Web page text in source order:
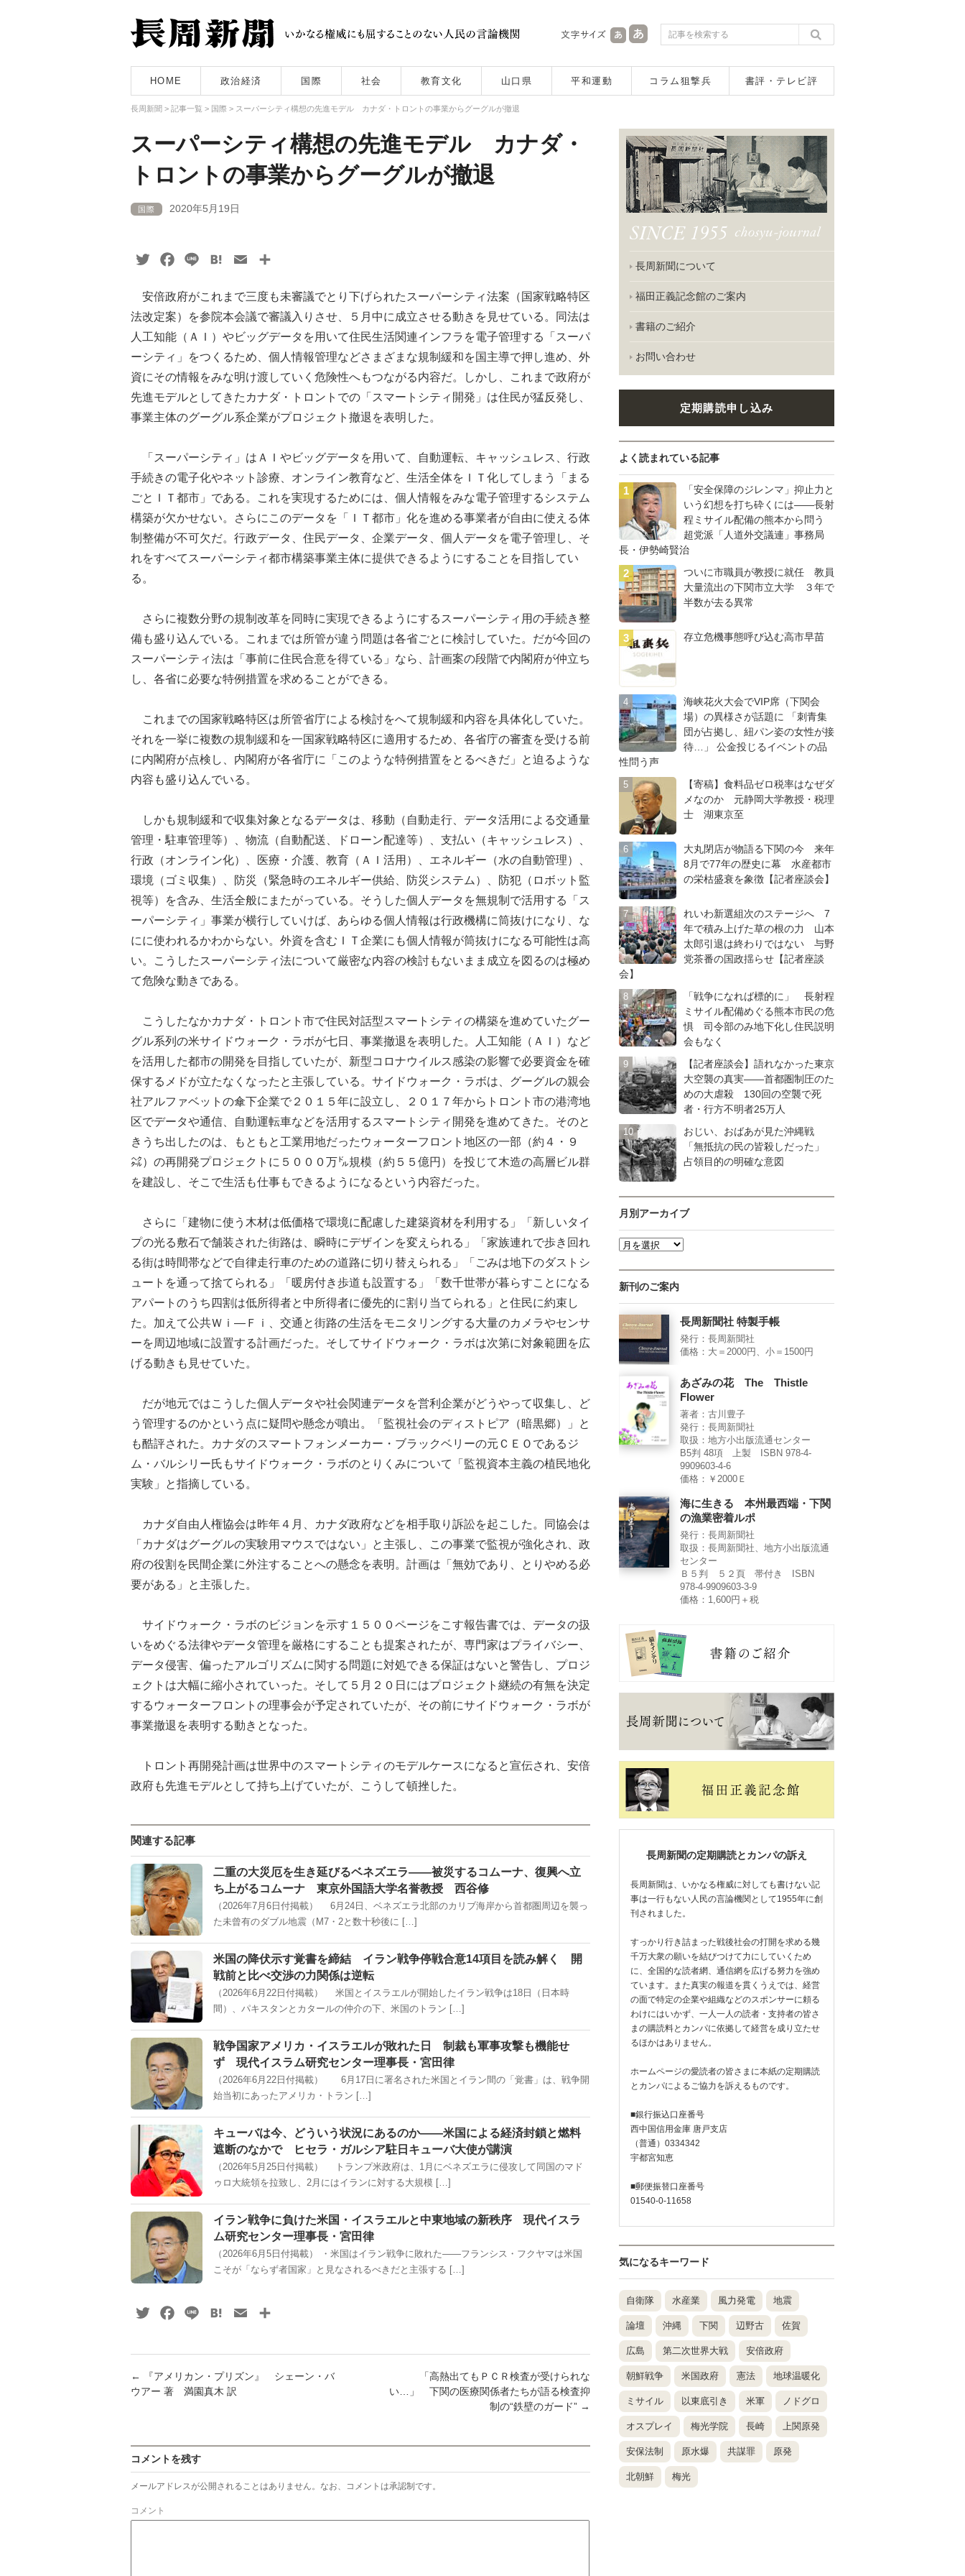
HOME 政治経済 国際 社会 教育文化 山口県 平和運動 コラム狙撃兵 書評・テレビ評
長周新聞 > 記事一覧 > 国際 > スーパーシティ構想の先進モデル カナダ・トロントの事業からグーグルが撤退
スーパーシティ構想の先進モデル カナダ・
トロントの事業からグーグルが撤退
国際 2020年5月19日
TwitterFacebook
Line HatenaEmail
安倍政府がこれまで三度も未審議でとり下げられたスーパーシティ法案（国家戦略特区
法改定案）を参院本会議で審議入りさせ、５月中に成立させる動きを見せている。同法は
人工知能（ＡＩ）やビッグデータを用いて住民生活関連インフラを電子管理する「スーパ
ーシティ」をつくるため、個人情報管理などさまざまな規制緩和を国主導で押し進め、外
資にその情報をみな明け渡していく危険性へもつながる内容だ。しかし、これまで政府が
先進モデルとしてきたカナダ・トロントでの「スマートシティ開発」は住民が猛反発し、
事業主体のグーグル系企業がプロジェクト撤退を表明した。
「スーパーシティ」はＡＩやビッグデータを用いて、自動運転、キャッシュレス、行政
手続きの電子化やネット診療、オンライン教育など、生活全体をＩＴ化してしまう「まる
ごとＩＴ都市」である。これを実現するためには、個人情報をみな電子管理するシステム
構築が欠かせない。さらにこのデータを「ＩＴ都市」化を進める事業者が自由に使える体
制整備が不可欠だ。行政データ、住民データ、企業データ、個人データを電子管理し、そ
れをすべてスーパーシティ都市構築事業主体に提供できるようにすることを目指してい
る。
さらに複数分野の規制改革を同時に実現できるようにするスーパーシティ用の手続き整
備も盛り込んでいる。これまでは所管が違う問題は各省ごとに検討していた。だが今回の
スーパーシティ法は「事前に住民合意を得ている」なら、計画案の段階で内閣府が仲立ち
し、各省に必要な特例措置を求めることができる。
これまでの国家戦略特区は所管省庁による検討をへて規制緩和内容を具体化していた。
それを一挙に複数の規制緩和を一国家戦略特区に適用するため、各省庁の審査を受ける前
に内閣府が点検し、内閣府が各省庁に「このような特例措置をとるべきだ」と迫るような
内容も盛り込んでいる。
しかも規制緩和で収集対象となるデータは、移動（自動走行、データ活用による交通量
管理・駐車管理等）、物流（自動配送、ドローン配達等）、支払い（キャッシュレス）、
行政（オンライン化）、医療・介護、教育（ＡＩ活用）、エネルギー（水の自動管理）、
環境（ゴミ収集）、防災（緊急時のエネルギー供給、防災システム）、防犯（ロボット監
視等）を含み、生活全般にまたがっている。そうした個人データを無規制で活用する「ス
ーパーシティ」事業が横行していけば、あらゆる個人情報は行政機構に筒抜けになり、な
にに使われるかわからない。外資を含むＩＴ企業にも個人情報が筒抜けになる可能性は高
い。こうしたスーパーシティ法について厳密な内容の検討もないまま成立を図るのは極め
て危険な動きである。
こうしたなかカナダ・トロント市で住民対話型スマートシティの構築を進めていたグー
グル系列の米サイドウォーク・ラボが七日、事業撤退を表明した。人工知能（ＡＩ）など
を活用した都市の開発を目指していたが、新型コロナウイルス感染の影響で必要資金を確
保するメドが立たなくなったと主張している。サイドウォーク・ラボは、グーグルの親会
社アルファベットの傘下企業で２０１５年に設立し、２０１７年からトロント市の港湾地
区でデータや通信、自動運転車などを活用するスマートシティ開発を進めてきた。そのと
きうち出したのは、もともと工業用地だったウォーターフロント地区の一部（約４・９
㌶）の再開発プロジェクトに５０００万㌦規模（約５５億円）を投じて木造の高層ビル群
を建設し、そこで生活も仕事もできるようになるという内容だった。
さらに「建物に使う木材は低価格で環境に配慮した建築資材を利用する」「新しいタイ
プの光る敷石で舗装された街路は、瞬時にデザインを変えられる」「家族連れで歩き回れ
る街は時間帯などで自律走行車のための道路に切り替えられる」「ごみは地下のダストシ
ュートを通って捨てられる」「暖房付き歩道も設置する」「数千世帯が暮らすことになる
アパートのうち四割は低所得者と中所得者に優先的に割り当てられる」と住民に約束し
た。加えて公共Ｗｉ―Ｆｉ、交通と街路の生活をモニタリングする大量のカメラやセンサ
ーを周辺地域に設置する計画だった。そしてサイドウォーク・ラボは次第に対象範囲を広
げる動きも見せていた。
だが地元ではこうした個人データや社会関連データを営利企業がどうやって収集し、ど
う管理するのかという点に疑問や懸念が噴出。「監視社会のディストピア（暗黒郷）」と
も酷評された。カナダのスマートフォンメーカー・ブラックベリーの元ＣＥＯであるジ
ム・バルシリー氏もサイドウォーク・ラボのとりくみについて「監視資本主義の植民地化
実験」と指摘している。
カナダ自由人権協会は昨年４月、カナダ政府などを相手取り訴訟を起こした。同協会は
「カナダはグーグルの実験用マウスではない」と主張し、この事業で監視が強化され、政
府の役割を民間企業に外注することへの懸念を表明。計画は「無効であり、とりやめる必
要がある」と主張した。
サイドウォーク・ラボのビジョンを示す１５００ページをこす報告書では、データの扱
いをめぐる法律やデータ管理を厳格にすることも提案されたが、専門家はプライバシー、
データ侵害、偏ったアルゴリズムに関する問題に対処できる保証はないと警告し、プロジ
ェクトは大幅に縮小されていった。そして５月２０日にはプロジェクト継続の有無を決定
するウォーターフロントの理事会が予定されていたが、その前にサイドウォーク・ラボが
事業撤退を表明する動きとなった。
トロント再開発計画は世界中のスマートシティのモデルケースになると宣伝され、安倍
政府も先進モデルとして持ち上げていたが、こうして頓挫した。
関連する記事
二重の大災厄を生き延びるベネズエラ――被災するコムーナ、復興へ立
ち上がるコムーナ 東京外国語大学名誉教授 西谷修
（2026年7月6日付掲載） 6月24日、ベネズエラ北部のカリブ海岸から首都圏周辺を襲っ
た未曾有のダブル地震（M7・2と数十秒後に […]
米国の降伏示す覚書を締結 イラン戦争停戦合意14項目を読み解く 開
戦前と比べ交渉の力関係は逆転
（2026年6月22日付掲載） 米国とイスラエルが開始したイラン戦争は18日（日本時
間）、パキスタンとカタールの仲介の下、米国のトラン […]
戦争国家アメリカ・イスラエルが敗れた日 制裁も軍事攻撃も機能せ
ず 現代イスラム研究センター理事長・宮田律
（2026年6月22日付掲載） 6月17日に署名された米国とイラン間の「覚書」は、戦争開
始当初にあったアメリカ・トラン […]
キューバは今、どういう状況にあるのか――米国による経済封鎖と燃料
遮断のなかで ヒセラ・ガルシア駐日キューバ大使が講演
（2026年5月25日付掲載） トランプ米政府は、1月にベネズエラに侵攻して同国のマド
ゥロ大統領を拉致し、2月にはイランに対する大規模 […]
イラン戦争に負けた米国・イスラエルと中東地域の新秩序 現代イスラ
ム研究センター理事長・宮田律
（2026年6月5日付掲載） ・米国はイラン戦争に敗れた――フランシス・フクヤマは米国
こそが「ならず者国家」と見なされるべきだと主張する […]
TwitterFacebook
Line HatenaEmail
←
『アメリカン・プリズン』 シェーン・バ
ウアー 著 満園真木 訳
「高熱出てもＰＣＲ検査が受けられな
い…」 下関の医療関係者たちが語る検査抑
制の“鉄壁のガード” →
コメントを残す
メールアドレスが公開されることはありません。なお、コメントは承認制です。
コメント
長周新聞について
福田正義記念館のご案内
書籍のご紹介
お問い合わせ
定期購読申し込み
よく読まれている記事
「安全保障のジレンマ」抑止力と
いう幻想を打ち砕くには――長射
程ミサイル配備の熊本から問う
超党派「人道外交議連」事務局
長・伊勢崎賢治
ついに市職員が教授に就任 教員
大量流出の下関市立大学 ３年で
半数が去る異常
存立危機事態呼び込む高市早苗
海峡花火大会でVIP席（下関会
場）の異様さが話題に 「刺青集
団が占拠し、紐パン姿の女性が接
待…」 公金投じるイベントの品
性問う声
【寄稿】食料品ゼロ税率はなぜダ
メなのか 元静岡大学教授・税理
士 湖東京至
大丸閉店が物語る下関の今 来年
8月で77年の歴史に幕 水産都市
の栄枯盛衰を象徴【記者座談会】
れいわ新選組次のステージへ 7
年で積み上げた草の根の力 山本
太郎引退は終わりではない 与野
党茶番の国政揺らせ【記者座談
会】
「戦争になれば標的に」 長射程
ミサイル配備めぐる熊本市民の危
惧 司令部のみ地下化し住民説明
会もなく
【記者座談会】語れなかった東京
大空襲の真実――首都圏制圧のた
めの大虐殺 130回の空襲で死
者・行方不明者25万人
おじい、おばあが見た沖縄戦
「無抵抗の民の皆殺しだった」
占領目的の明確な意図
月別アーカイブ
新刊のご案内
長周新聞社 特製手帳
発行：長周新聞社
価格：大＝2000円、小＝1500円
あざみの花 The Thistle
Flower
著者：古川豊子
発行：長周新聞社
取扱：地方小出版流通センター
B5判 48項 上製 ISBN 978-4-
9909603-4-6
価格：￥2000Ｅ
海に生きる 本州最西端・下関
の漁業密着ルポ
発行：長周新聞社
取扱：長周新聞社、地方小出版流通
センター
Ｂ５判 ５２頁 帯付き ISBN
978-4-9909603-3-9
価格：1,600円＋税
長周新聞の定期購読とカンパの訴え
長周新聞は、いかなる権威に対しても書けない記
事は一行もない人民の言論機関として1955年に創
刊されました。
すっかり行き詰まった戦後社会の打開を求める幾
千万大衆の願いを結びつけて力にしていくため
に、全国的な読者網、通信網を広げる努力を強め
ています。また真実の報道を貫くうえでは、経営
の面で特定の企業や組織などのスポンサーに頼る
わけにはいかず、一人一人の読者・支持者の皆さ
まの購読料とカンパに依拠して経営を成り立たせ
るほかはありません。
ホームページの愛読者の皆さまに本紙の定期購読
とカンパによるご協力を訴えるものです。
■銀行振込口座番号
西中国信用金庫 唐戸支店
（普通）0334342
宇都宮知恵
■郵便振替口座番号
01540-0-11658
気になるキーワード
自衛隊 水産業 風力発電 地震
論壇 沖縄 下関 辺野古 佐賀
広島 第二次世界大戦 安倍政府
朝鮮戦争 米国政府 憲法 地球温暖化
ミサイル 以東底引き 米軍 ノドグロ
オスプレイ 梅光学院 長崎 上関原発
安保法制 原水爆 共謀罪 原発
北朝鮮 梅光